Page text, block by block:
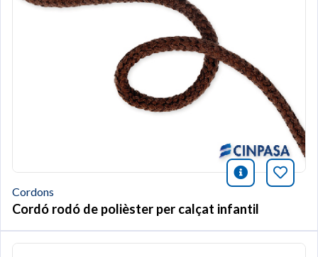
icono
Cordons
Cordó rodó de polièster per calçat infantil